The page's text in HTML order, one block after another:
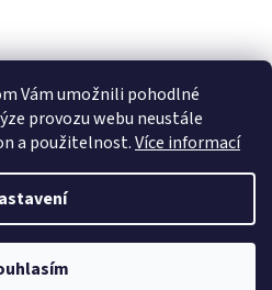
Vám umožnili pohodlné
provozu webu neustále
a použitelnost.Více informací
Shoptet
. Všechna práva vyhrazena.